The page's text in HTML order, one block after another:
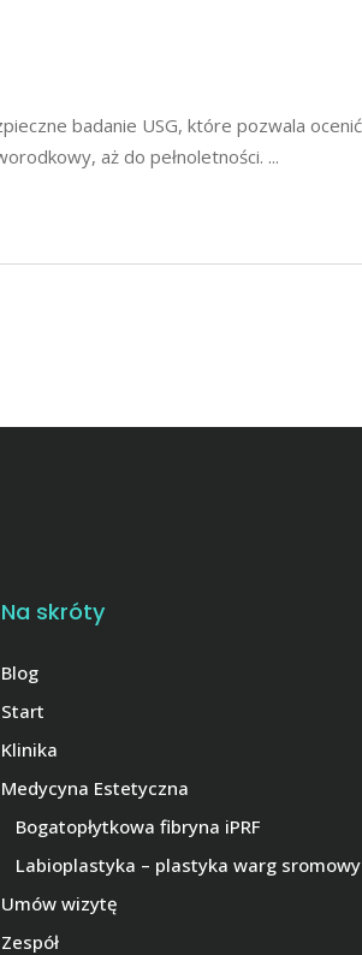
badanie USG, które pozwala
aż do pełnoletności.
Na skróty
Blog
Start
Klinika
Medycyna Estetyczna
Bogatopłytkowa fibryna iPRF
Labioplastyka – plastyka warg
Umów wizytę
Zespół